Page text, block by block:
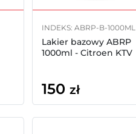
INDEKS: ABRP-B-1000ML
Lakier bazowy ABRP
1000ml - Citroen KTV
150 zł